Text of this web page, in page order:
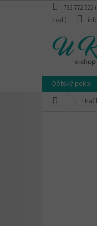
732 772
hod.)
Dětský pokoj